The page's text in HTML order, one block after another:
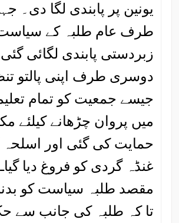
یونین پر پابندی لگا دی۔
طرف عام طلبہ کے سیاست
زبردستی پابندی لگائی
دوسری طرف اپنی پالتو
جیسے جمعیت کو تمام
میں پروان چڑھانے کیلئے
حمایت کی گئی اور اسلحہ
غنڈہ گردی کو فروغ دیا
مقصد طلبہ سیاست کو
تا کہ طلبہ کی جانب سے